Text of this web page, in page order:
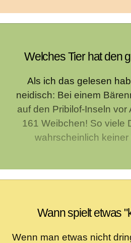
Welches Tier hat den
Als ich das gelesen
neidisch: Bei einem
auf den Pribilof-Inseln vor
161 Weibchen! So viele
wahrscheinlich keiner
Wann spielt etwas
Wenn man etwas nicht